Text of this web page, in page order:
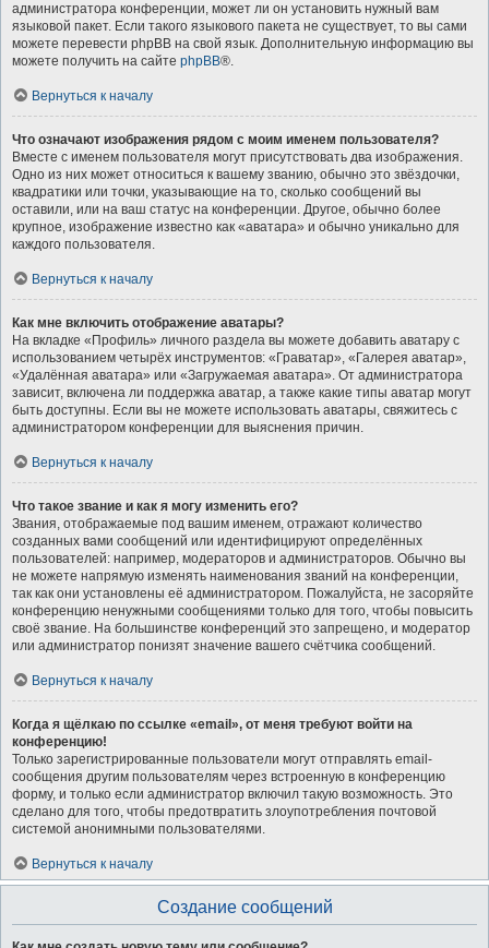
администратора конференции, может ли он установить нужный вам
языковой пакет. Если такого языкового пакета не существует, то вы сами
можете перевести phpBB на свой язык. Дополнительную информацию вы
можете получить на сайте phpBB®.
Вернуться к началу
Что означают изображения рядом с моим именем пользователя?
Вместе с именем пользователя могут присутствовать два изображения.
Одно из них может относиться к вашему званию, обычно это звёздочки,
квадратики или точки, указывающие на то, сколько сообщений вы
оставили, или на ваш статус на конференции. Другое, обычно более
крупное, изображение известно как «аватара» и обычно уникально для
каждого пользователя.
Вернуться к началу
Как мне включить отображение аватары?
На вкладке «Профиль» личного раздела вы можете добавить аватару с
использованием четырёх инструментов: «Граватар», «Галерея аватар»,
«Удалённая аватара» или «Загружаемая аватара». От администратора
зависит, включена ли поддержка аватар, а также какие типы аватар могут
быть доступны. Если вы не можете использовать аватары, свяжитесь с
администратором конференции для выяснения причин.
Вернуться к началу
Что такое звание и как я могу изменить его?
Звания, отображаемые под вашим именем, отражают количество
созданных вами сообщений или идентифицируют определённых
пользователей: например, модераторов и администраторов. Обычно вы
не можете напрямую изменять наименования званий на конференции,
так как они установлены её администратором. Пожалуйста, не засоряйте
конференцию ненужными сообщениями только для того, чтобы повысить
своё звание. На большинстве конференций это запрещено, и модератор
или администратор понизят значение вашего счётчика сообщений.
Вернуться к началу
Когда я щёлкаю по ссылке «email», от меня требуют войти на
конференцию!
Только зарегистрированные пользователи могут отправлять email-
сообщения другим пользователям через встроенную в конференцию
форму, и только если администратор включил такую возможность. Это
сделано для того, чтобы предотвратить злоупотребления почтовой
системой анонимными пользователями.
Вернуться к началу
Создание сообщений